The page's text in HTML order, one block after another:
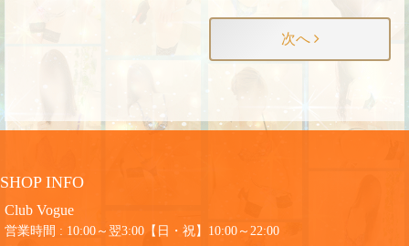
次へ
SHOP INFO
Club Vogue
営業時間 : 10:00～翌3:00【日・祝】10:00～22:00